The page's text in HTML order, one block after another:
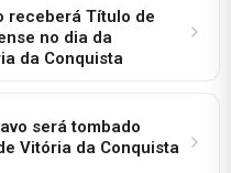
receberá Título de
no dia da
da Conquista
será tombado
Vitória da Conquista